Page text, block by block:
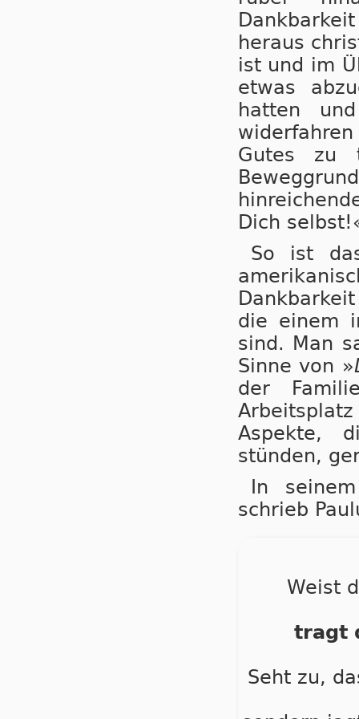
heraus
ist und im
et­was
hatten
Gutes zu
Dich
So ist
die einem
sind. Man
Sinne von »
der
Aspekte,
stünden,
In
schrieb
Weist
tragt
Seht zu,